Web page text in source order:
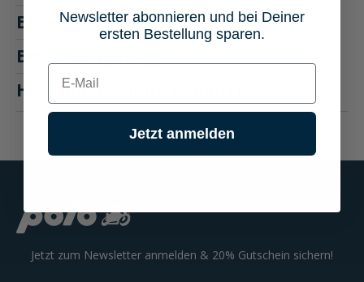
Eigenschaften
Bewertungen
Hersteller "Shark exhaust"
Jetzt zum Newsletter anmelden & 20% Gutschein sichern!
Newsletter abonnieren und bei Deiner
ersten Bestellung sparen.
E-mail
Jetzt anmelden